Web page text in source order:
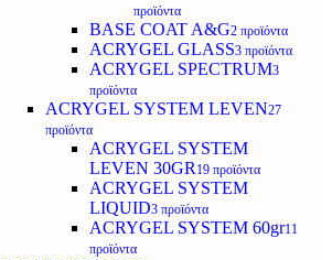
προϊόντα
BASE COAT A&G2 προϊόντα
ACRYGEL GLASS3 προϊόντα
ACRYGEL SPECTRUM3
προϊόντα
ACRYGEL SYSTEM LEVEN27
προϊόντα
ACRYGEL SYSTEM
LEVEN 30GR 19 προϊόντα
ACRYGEL SYSTEM
LIQUID3 προϊόντα
ACRYGEL SYSTEM 60gr11
προϊόντα